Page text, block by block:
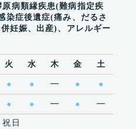
病類縁疾患(難病指定疾
染症後遺症(痛み、だるさ
妊娠、出産)、アレルギー
祝日
火 水 木 金 土
● ● ━ ● ●
● ● ━ ● ━